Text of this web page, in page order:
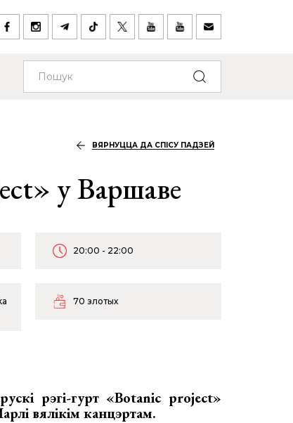
ВЯРНУЦЦА ДА СПІСУ ПАДЗЕЙ
у Варшаве
20:00 - 22:00
70 злотых
рэгі-гурт «Botanic project»
вялікім канцэртам.